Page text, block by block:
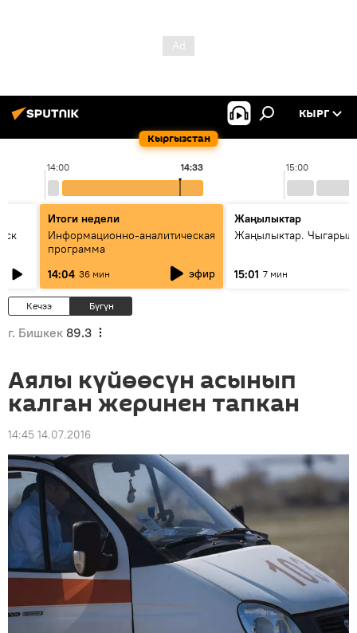
Кыргызстан
КЫРГ
14:00 15:00
14:33
Итоги недели
Информационно-аналитическая
программа
14:04 36 мин эфир
Жаңылыктар
Жаңылыктар.
15:01 7 мин
Кечээ Бүгүн
г. Бишкек 89.3
Аялы күйөөсүн асынып
калган жеринен тапкан
14:45 14.07.2016